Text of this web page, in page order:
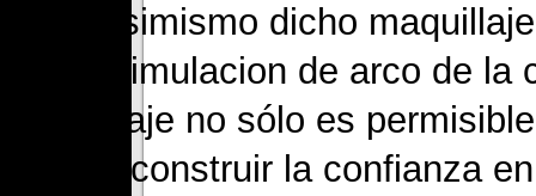
7. Asimismo dicho
disimulacion de arco de
maquillaje no sólo es
para reconstruir la confianza